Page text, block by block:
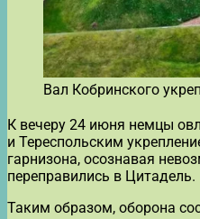
Вал Кобринского
К вечеру 24 июня немцы
и Тереспольским
гарнизона, осознавая
переправились в Цитадель.
Таким образом, оборона